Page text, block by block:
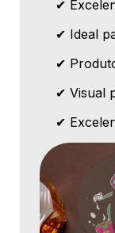
✔
✔ Ideal
✔
✔ Visual
✔